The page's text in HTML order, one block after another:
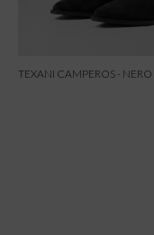
TEXANI CAMPEROS - NERO